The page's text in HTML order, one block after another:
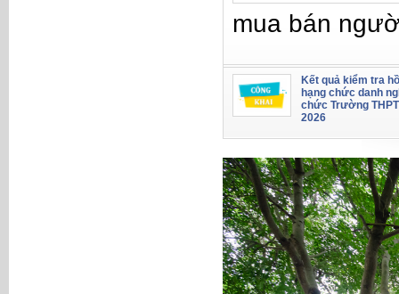
mua bán
Kết quả kiểm tra
hạng chức danh
chức Trường
2026